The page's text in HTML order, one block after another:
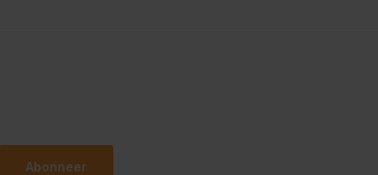
Abonneer